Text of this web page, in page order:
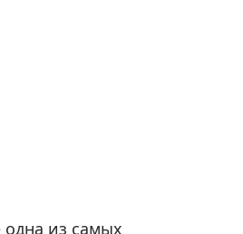
из самых